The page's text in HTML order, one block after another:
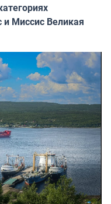
и Миссис Великая